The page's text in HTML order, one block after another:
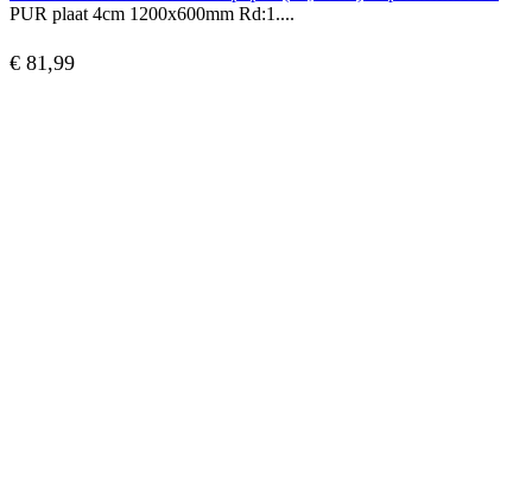
PUR plaat 4cm 1200x600mm Rd:1....
€ 81,99